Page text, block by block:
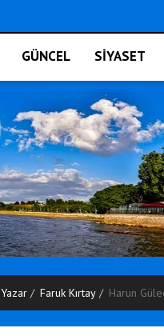
GÜNCEL SİYASET
Yazar Faruk Kırtay Harun